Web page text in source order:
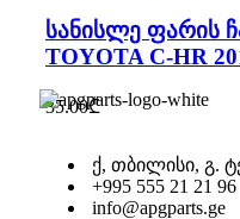
სანისლე ფარის
TOYOTA C-HR
35.00₾
ქ, თბილისი, გ.
+995 555 21 21 96
info@apgparts.ge